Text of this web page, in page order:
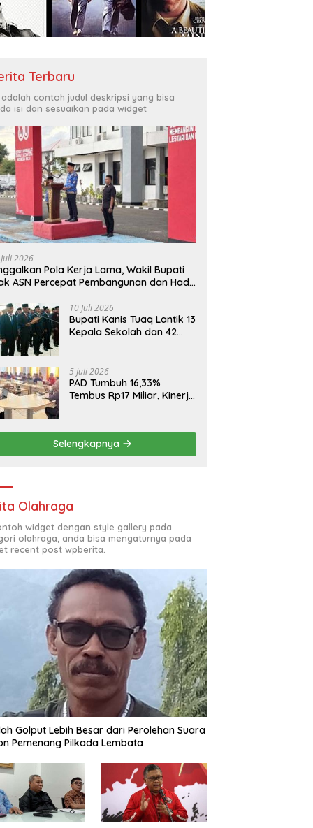
Terbaru
adalah contoh judul deskripsi yang bisa
isi dan sesuaikan pada widget
2026
Pola Kerja Lama, Wakil Bupati
ASN Percepat Pembangunan dan Hadir
10 Juli 2026
Bupati Kanis Tuaq Lantik 13
Kepala Sekolah dan 42
5 Juli 2026
PAD Tumbuh 16,33%
Tembus Rp17 Miliar, Kinerja
Selengkapnya
Olahraga
widget dengan style gallery pada
olahraga, anda bisa mengaturnya pada
recent post wpberita.
Golput Lebih Besar dari Perolehan Suara
Pemenang Pilkada Lembata